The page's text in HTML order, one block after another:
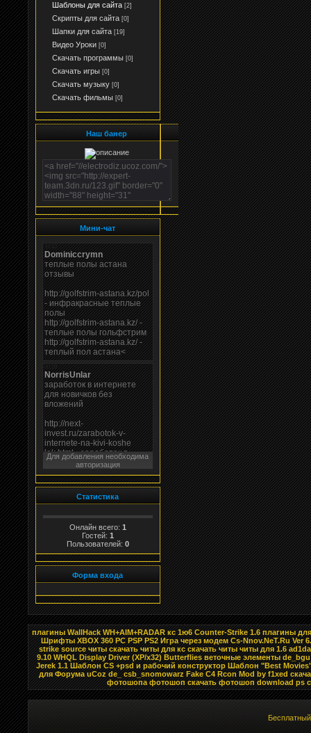
Шаблоны для сайта [2]
Скрипты для сайта [0]
Шапки для сайта [19]
Видео Уроки [0]
Скачать программы [0]
Скачать игры [0]
Скачать музыку [0]
Скачать фильмы [0]
Наш банер
Мини-чат
Для добавления необходима
авторизация
Статистика
Онлайн всего: 1
Гостей: 1
Пользователей: 0
Форма входа
плагины WallHack WH+AIM+RADAR кс 1ю6 Counter-Strike 1.6 плагины
Шрифты XBOX 360 PC PSP PS2 Игра через модем Cs-Nnov.NeT.Ru
strike source читы скачать читы для кс скачать читы читы для 1.6
9.10 WHQL Display Driver (XP/x32) Butterflies веточные элементы
Jerek 1.1 Шаблон CS +psd и рабочий конструктор Шаблон "Best
для Форума uCoz de_ csb_snomowarz Fake C4 Rcon Mod by f1xed
фотошопа фотошоп скачать фотошоп download ps